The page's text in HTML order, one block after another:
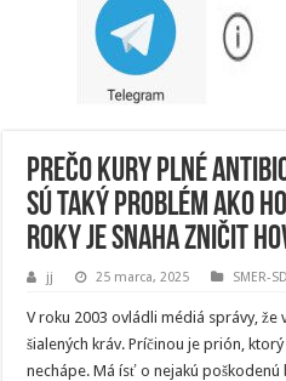
Prečo kury plné
sú taký problém ako
roky je snaha zničit
jj 25 marca, 2025 SMER-SD
V roku 2003 ovládli médiá správy, že
šialených kráv. Príčinou je prión,
nechápe. Má ísť o nejakú